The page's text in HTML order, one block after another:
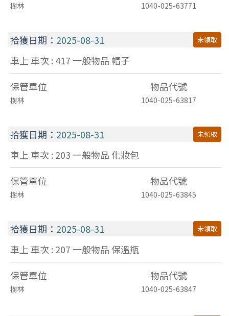
樹林 1040-025-63771
拾獲日期： 2025-08-31 未領取
車上 車次 : 417一般物品 帽子
保管單位
物品代號
樹林 1040-025-63817
拾獲日期： 2025-08-31 未領取
車上 車次 : 203一般物品 化妝包
保管單位
物品代號
樹林 1040-025-63845
拾獲日期： 2025-08-31 未領取
車上 車次 : 207一般物品保溫瓶
保管單位
物品代號
樹林 1040-025-63847